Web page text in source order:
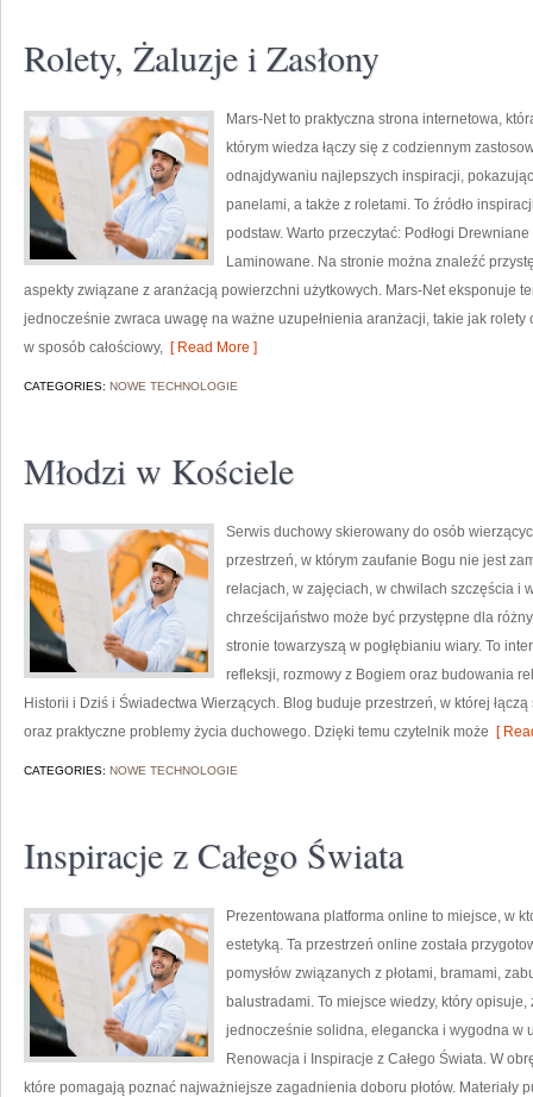
Rolety, Żaluzje i Zasłony
Mars-Net to praktyczna strona internetowa,
którym wiedza łączy się z codziennym
odnajdywaniu najlepszych inspiracji,
panelami, a także z roletami. To źródło
podstaw. Warto przeczytać: Podłogi
Laminowane. Na stronie można znaleźć
aspekty związane z aranżacją powierzchni użytkowych. Mars-Net eksponuje
jednocześnie zwraca uwagę na ważne uzupełnienia aranżacji, takie jak
w sposób całościowy, [ Read More ]
CATEGORIES: NOWE TECHNOLOGIE
Młodzi w Kościele
Serwis duchowy skierowany do osób
przestrzeń, w którym zaufanie Bogu nie jest
relacjach, w zajęciach, w chwilach szczęścia i
chrześcijaństwo może być przystępne dla
stronie towarzyszą w pogłębianiu wiary. To
refleksji, rozmowy z Bogiem oraz budowania
Historii i Dziś i Świadectwa Wierzących. Blog buduje przestrzeń, w której
oraz praktyczne problemy życia duchowego. Dzięki temu czytelnik może [
CATEGORIES: NOWE TECHNOLOGIE
Inspiracje z Całego Świata
Prezentowana platforma online to miejsce, w
estetyką. Ta przestrzeń online została
pomysłów związanych z płotami, bramami,
balustradami. To miejsce wiedzy, który
jednocześnie solidna, elegancka i wygodna w
Renowacja i Inspiracje z Całego Świata. W
które pomagają poznać najważniejsze zagadnienia doboru płotów. Materiały